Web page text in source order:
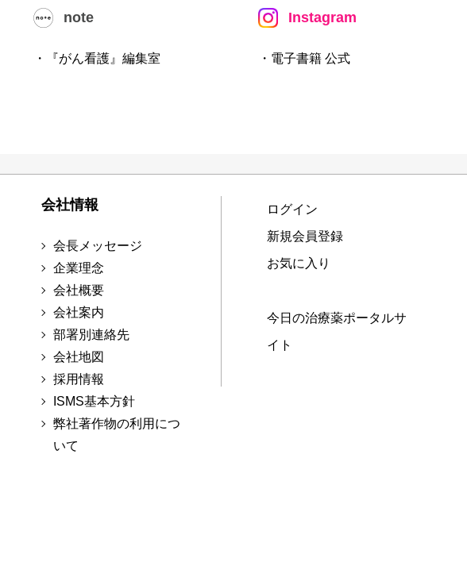
note
・『がん看護』編集室
Instagram
・電子書籍 公式
会社情報
会長メッセージ
企業理念
会社概要
会社案内
部署別連絡先
会社地図
採用情報
ISMS基本方針
弊社著作物の利用につ
いて
ログイン
新規会員登録
お気に入り
今日の治療薬ポータルサ
イト